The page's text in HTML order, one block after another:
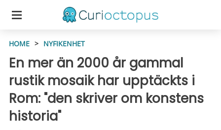
HOME > NYFIKENHET
En mer än 2000 år gammal
rustik mosaik har upptäckts i
Rom: "den skriver om konstens
historia"